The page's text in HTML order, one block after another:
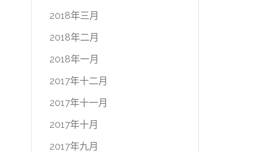
2018年三月
2018年二月
2018年一月
2017年十二月
2017年十一月
2017年十月
2017年九月